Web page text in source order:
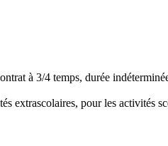
à 3/4 temps, durée
extrascolaires, pour les activités